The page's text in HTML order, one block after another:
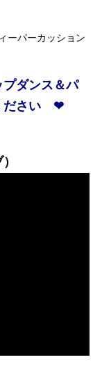
ーパーカッション
ダンス＆パ
ださい ❤︎